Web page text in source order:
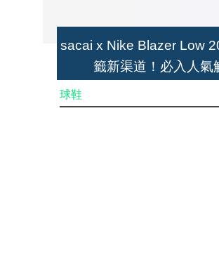
sacai x Nike Blazer Low
籤新渠道！必入人氣
球鞋